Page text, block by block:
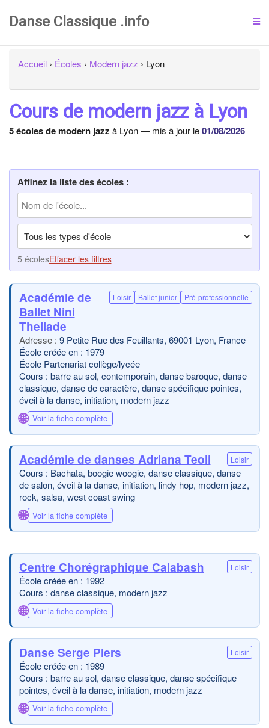
Danse Classique .info
Accueil › Écoles › Modern jazz › Lyon
Cours de modern jazz à Lyon
5 écoles de modern jazz à Lyon — mis à jour le01/08/2026
Affinez la liste des écoles :
5 écolesEffacer les filtres
Académie de
Ballet Nini
Theilade
Loisir Ballet junior Pré-professionnelle
9 Petite Rue des Feuillants, 69001 Lyon, France
École créée en : 1979
École Partenariat collège/lycée
Cours : barre au sol, contemporain, danse baroque, danse
classique, danse de caractère, danse spécifique pointes,
éveil à la danse, initiation, modern jazz
🌐 Voir la fiche complète
Académie de danses Adriana Teoli Loisir
Cours : Bachata, boogie woogie, danse classique, danse
de salon, éveil à la danse, initiation, lindy hop, modern jazz,
rock, salsa, west coast swing
🌐 Voir la fiche complète
Centre Chorégraphique Calabash Loisir
École créée en : 1992
Cours : danse classique, modern jazz
🌐 Voir la fiche complète
Danse Serge Piers Loisir
École créée en : 1989
Cours : barre au sol, danse classique, danse spécifique
pointes, éveil à la danse, initiation, modern jazz
🌐 Voir la fiche complète